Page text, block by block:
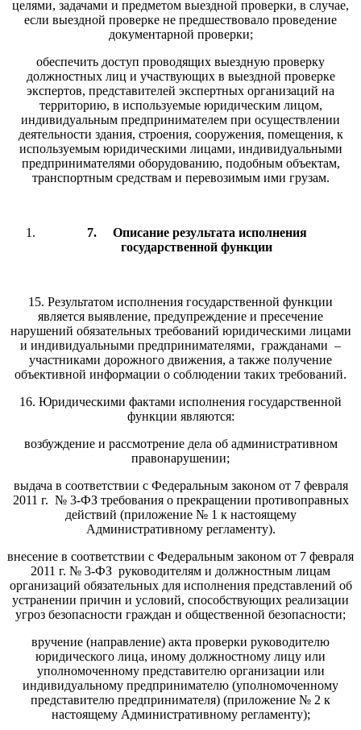
целями, задачами и предметом выездной проверки, в случае,
если выездной проверке не предшествовало проведение
документарной проверки;
обеспечить доступ проводящих выездную проверку
должностных лиц и участвующих в выездной проверке
экспертов, представителей экспертных организаций на
территорию, в используемые юридическим лицом,
индивидуальным предпринимателем при осуществлении
деятельности здания, строения, сооружения, помещения, к
используемым юридическими лицами, индивидуальными
предпринимателями оборудованию, подобным объектам,
транспортным средствам и перевозимым ими грузам.
7. Описание результата исполнения
государственной функции
15. Результатом исполнения государственной функции
является выявление, предупреждение и пресечение
нарушений обязательных требований юридическими лицами
и индивидуальными предпринимателями, гражданами –
участниками дорожного движения, а также получение
объективной информации о соблюдении таких требований.
16. Юридическими фактами исполнения государственной
функции являются:
возбуждение и рассмотрение дела об административном
правонарушении;
выдача в соответствии с Федеральным законом от 7 февраля
2011 г. № 3-ФЗ требования о прекращении противоправных
действий (приложение № 1 к настоящему
Административному регламенту).
внесение в соответствии с Федеральным законом от 7 февраля
2011 г. № 3-ФЗ руководителям и должностным лицам
организаций обязательных для исполнения представлений об
устранении причин и условий, способствующих реализации
угроз безопасности граждан и общественной безопасности;
вручение (направление) акта проверки руководителю
юридического лица, иному должностному лицу или
уполномоченному представителю организации или
индивидуальному предпринимателю (уполномоченному
представителю предпринимателя) (приложение № 2 к
настоящему Административному регламенту);